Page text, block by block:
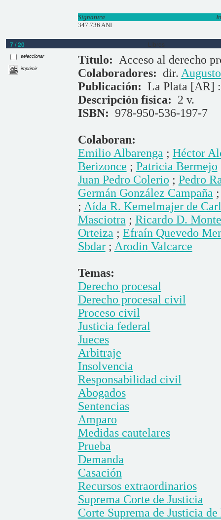
Signatura
347.736 ANI
7 / 20 Libros
seleccionar
imprimir
Título: Acceso al derecho
Colaboradores: dir.
Publicación: La Plata [AR]
Descripción física: 2 v.
ISBN: 978-950-536-197-7
Colaboran:
Emilio Albarenga ; Héctor
Berizonce ; Patricia Bermejo
Juan Pedro Colerio ; Pedro
Germán González Campaña
; Aída R. Kemelmajer de
Masciotra ; Ricardo D.
Orteiza ; Efraín Quevedo
Sbdar; Arodin Valcarce
Temas:
Derecho procesal
Derecho procesal civil
Proceso civil
Justicia federal
Jueces
Arbitraje
Insolvencia
Responsabilidad civil
Abogados
Sentencias
Amparo
Medidas cautelares
Prueba
Demanda
Casación
Recursos extraordinarios
Suprema Corte de Justicia
Corte Suprema de Justicia